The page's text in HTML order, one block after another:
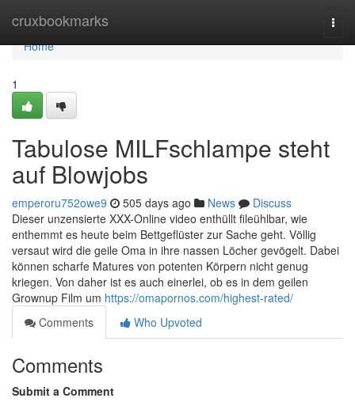
cruxbookmarks
Home
Home
1
Tabulose MILFschlampe steht
auf Blowjobs
emperoru752owe9 505 days ago News
Discuss
Dieser unzensierte XXX-Online video enthüllt fileühlbar, wie
enthemmt es heute beim Bettgeflüster zur Sache geht. Völlig
versaut wird die geile Oma in ihre nassen Löcher gevögelt. Dabei
können scharfe Matures von potenten Körpern nicht genug
kriegen. Von daher ist es auch einerlei, ob es in dem geilen
Grownup Film um https://omapornos.com/highest-rated/
Comments
Who Upvoted
Comments
Submit a Comment